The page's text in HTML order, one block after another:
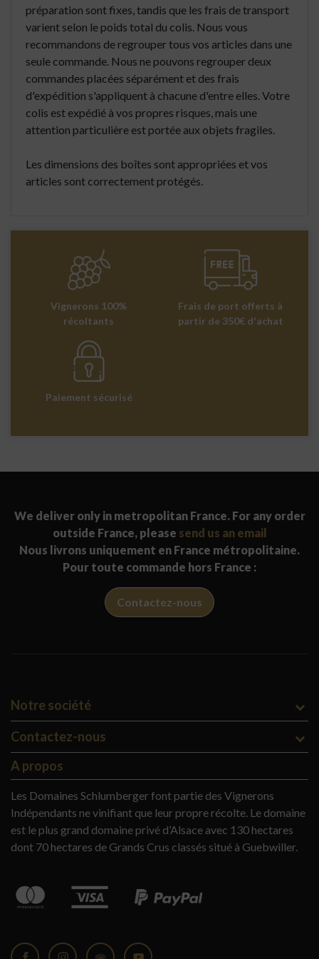
préparation sont fixes, tandis que les frais de transport
varient selon le poids total du colis. Nous vous
recommandons de regrouper tous vos articles dans une
seule commande. Nous ne pouvons regrouper deux
commandes placées séparément et des frais
d'expédition s'appliquent à chacune d'entre elles. Votre
colis est expédié à vos propres risques, mais une
attention particulière est portée aux objets fragiles.
Les dimensions des boîtes sont appropriées et vos
articles sont correctement protégés.
Vignerons 100%
récoltants
Frais de port offerts à
partir de 350€ d'achat
Paiement sécurisé
We deliver only in metropolitan France. For any order
outside France, please send us an email
Nous livrons uniquement en France métropolitaine.
Pour toute commande hors France :
Contactez-nous
Notre société
Contactez-nous
A propos
Les Domaines Schlumberger font partie des Vignerons
Indépendants ne vinifiant que leur propre récolte. Le domaine
est le plus grand domaine privé d’Alsace avec 130 hectares
dont 70 hectares de Grands Crus classés situé à Guebwiller.